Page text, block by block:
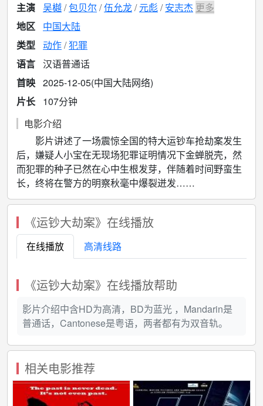
主演 吴樾 包贝尔 伍允龙 元彪 安志杰 更多
地区
中国大陆
类型 动作 犯罪
语言 汉语普通话
首映 2025-12-05(中国大陆网络)
片长
107分钟
电影介绍
影片讲述了一场震惊全国的特大运钞车抢劫案发生
后，嫌疑人小宝在无现场犯罪证明情况下金蝉脱壳，然
而犯罪的种子已然在心中生根发芽，伴随着时间野蛮生
长，终将在警方的明察秋毫中爆裂迸发……
《运钞大劫案》在线播放
在线播放 高清线路
《运钞大劫案》在线播放帮助
影片介绍中含HD为高清，BD为蓝光 ，Mandarin是
普通话，Cantonese是粤语，两者都有为双音轨。
相关电影推荐